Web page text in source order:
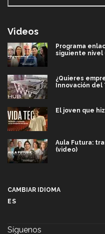
Videos
Programa
siguiente nivel
¿Quieres
Innovación del
El joven que
Aula Futura:
(video)
CAMBIAR IDIOMA
ES
Síguenos